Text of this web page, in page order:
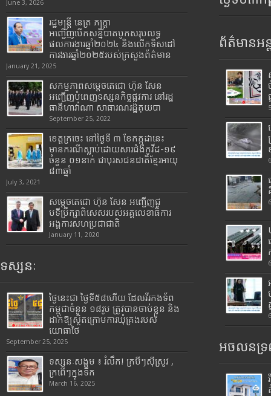
June 3, 2026
រដ្ឋមន្រ្តី​ នេត្រ​ ភក្ត្រា​
អញ្ជើញបើកសន្និបាតបូកសរុបលទ្ធ
ផលការងារឆ្នាំ២០២៤ និងលើកទិសដៅ
ការងារឆ្នាំ២០២៥របស់​ក្រសួង​ព័ត៌មាន​
January 21, 2025
សកម្មភាពសម្តេចតេជោ ហ៊ុន សែន
អញ្ជើញបំពេញទស្សនកិច្ចផ្លូវការ នៅរដ្ឋ
ធានីហាវ៉ាណា សាធារណរដ្ឋគុយបា
September 25, 2022
ខេត្តក្រចេះ នៅថ្ងៃទី ៣ ខែកក្កដានេះ
មានករណីស្លាប់ដោយសារជំងឺកូវីដ-១៩
ចំនួន ០១នាក់ ជាបុរសជនជាតិខ្មែរអាយុ
៨៣ឆ្នាំ
July 3, 2021
សម្តេចតេជោ ហ៊ុន សែន អញ្ជើញជួ
បទីប្រឹក្សាពិសេសរបស់អគ្គលេខាធិការ
អង្គការសហប្រជាជាតិ
January 11, 2020
ទស្សនៈ
ថ្ងៃនេះជា ថ្ងៃទី៥៨ហើយ ដែលវីរកងទ័ព
កម្ពុជាចំនួន ១៨រូប ត្រូវបានចាប់ខ្លួន និង
ដាក់ឱ្យស្ថិតក្រោមការឃុំគ្រងរបស់
យោធាថៃ
September 25, 2025
ទស្សនៈសង្គម ៖ រំលឹក! ក្របីៗស៊ីស្រូវ ,
ក្រពើៗក្នុងទឹក
March 16, 2025
ព័ត៌មានអន្
អចលនទ្រ